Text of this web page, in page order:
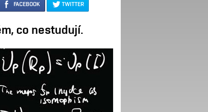
FACEBOOK TWITTER
co nestudují.